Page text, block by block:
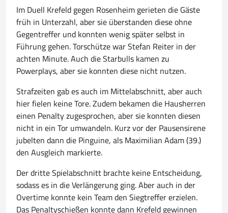
Im Duell Krefeld gegen Rosenheim gerieten die Gäste
früh in Unterzahl, aber sie überstanden diese ohne
Gegentreffer und konnten wenig später selbst in
Führung gehen. Torschütze war Stefan Reiter in der
achten Minute. Auch die Starbulls kamen zu
Powerplays, aber sie konnten diese nicht nutzen.
Strafzeiten gab es auch im Mittelabschnitt, aber auch
hier fielen keine Tore. Zudem bekamen die Hausherren
einen Penalty zugesprochen, aber sie konnten diesen
nicht in ein Tor umwandeln. Kurz vor der Pausensirene
jubelten dann die Pinguine, als Maximilian Adam (39.)
den Ausgleich markierte.
Der dritte Spielabschnitt brachte keine Entscheidung,
sodass es in die Verlängerung ging. Aber auch in der
Overtime konnte kein Team den Siegtreffer erzielen.
Das Penaltyschießen konnte dann Krefeld gewinnen